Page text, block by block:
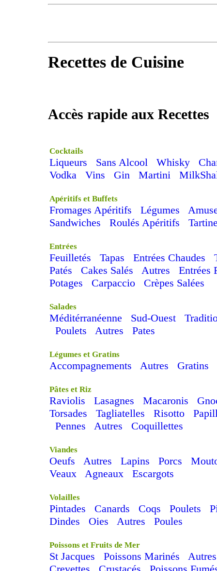
Recettes de Cuisine
Accès rapide aux Recettes
Cocktails
Liqueurs Sans Alcool Whisky
Vodka
Vins Gin Martini
Apéritifs et Buffets
Fromages Apéritifs Légumes
Sandwiches
Roulés Apéritifs
Entrées
Feuilletés Tapas Entrées Chaudes
Patés
Cakes Salés Autres
Entrées
Potages
Carpaccio Crèpes Salées
Salades
Méditérranéenne Sud-Ouest
Poulets
Autres Pates
Légumes et Gratins
Accompagnements Autres Gratins
Pâtes et Riz
Raviolis Lasagnes Macaronis
Torsades
Tagliatelles Risotto
Pennes
Autres Coquillettes
Viandes
Oeufs Autres Lapins Porcs
Veaux
Agneaux Escargots
Volailles
Pintades Canards Coqs Poulets
Dindes
Oies Autres Poules
Poissons et Fruits de Mer
St Jacques Poissons Marinés
Autres